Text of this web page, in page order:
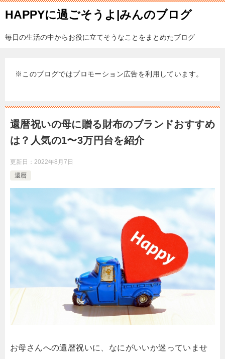
HAPPYに過ごそうよ|みんのブログ
毎日の生活の中からお役に立てそうなことをまとめたブログ
※このブログではプロモーション広告を利用しています。
還暦祝いの母に贈る財布のブランドおすすめ
は？人気の1〜3万円台を紹介
更新日： 2022年8月7日
還暦
お母さんへの還暦祝いに、なにがいいか迷っていませ